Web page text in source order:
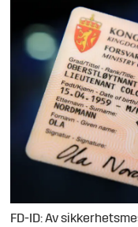
FD-ID: Av